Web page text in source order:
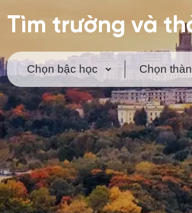
Tìm trường và